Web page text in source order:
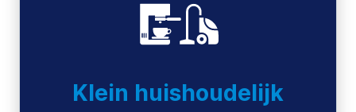
Klein huishoudelijk